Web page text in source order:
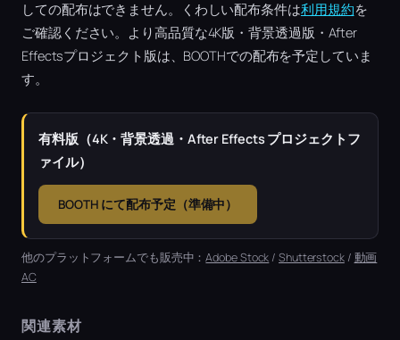
しての配布はできません。くわしい配布条件は利用規約を
ご確認ください。より高品質な4K版・背景透過版・After
Effectsプロジェクト版は、BOOTHでの配布を予定していま
す。
有料版（4K・背景透過・After Effects プロジェクトフ
ァイル）
BOOTH にて配布予定（準備中）
他のプラットフォームでも販売中：Adobe Stock /Shutterstock/ 動画
AC
関連素材